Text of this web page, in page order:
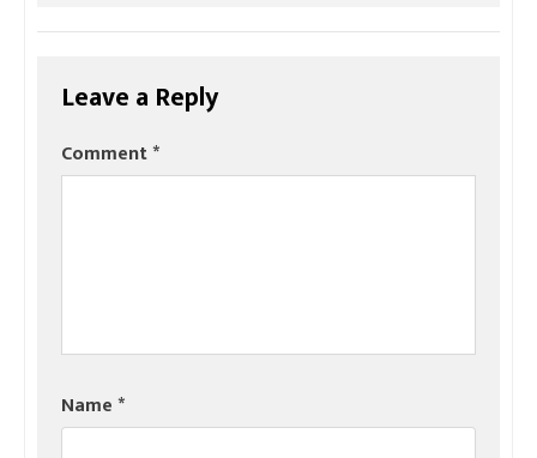
Leave a Reply
Comment*
Name*